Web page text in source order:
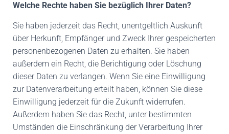
Welche Rechte haben Sie bezüglich Ihrer Daten?
Sie haben jederzeit das Recht, unentgeltlich Auskunft
über Herkunft, Empfänger und Zweck Ihrer gespeicherten
personenbezogenen Daten zu erhalten. Sie haben
außerdem ein Recht, die Berichtigung oder Löschung
dieser Daten zu verlangen. Wenn Sie eine Einwilligung
zur Datenverarbeitung erteilt haben, können Sie diese
Einwilligung jederzeit für die Zukunft widerrufen.
Außerdem haben Sie das Recht, unter bestimmten
Umständen die Einschränkung der Verarbeitung Ihrer